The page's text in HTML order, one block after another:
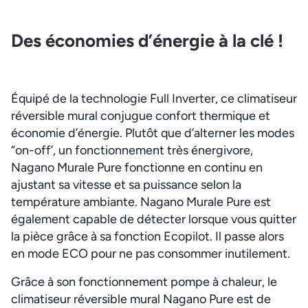
Des économies d’énergie à la clé !
Équipé de la technologie Full Inverter, ce climatiseur
réversible mural conjugue confort thermique et
économie d’énergie. Plutôt que d’alterner les modes
“on-off’, un fonctionnement très énergivore,
Nagano Murale Pure fonctionne en continu en
ajustant sa vitesse et sa puissance selon la
température ambiante. Nagano Murale Pure est
également capable de détecter lorsque vous quitter
la pièce grâce à sa fonction Ecopilot. Il passe alors
en mode ECO pour ne pas consommer inutilement.
Grâce à son fonctionnement pompe à chaleur, le
climatiseur réversible mural Nagano Pure est de